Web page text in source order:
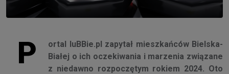
P
ortal luBBie.pl zapytał mieszkańców Bielska-
Białej o ich oczekiwania i marzenia związane
z niedawno rozpoczętym rokiem 2024. Oto